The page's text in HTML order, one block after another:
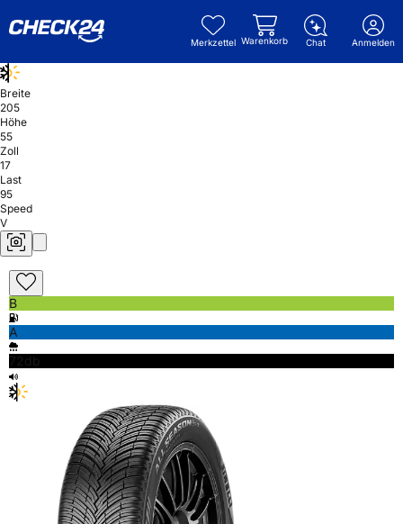
Merkzettel Warenkorb Chat Anmelden
Breite
205
Höhe
55
Zoll
17
Last
95
Speed
V
B
A
72db